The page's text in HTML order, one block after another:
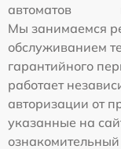
автоматов
Мы занимаемся
обслуживанием
гарантийного
работает
авторизации от
указанные на